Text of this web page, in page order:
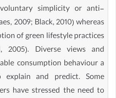
simplicity or anti-
2009; Black, 2010) whereas
of green lifestyle practices
Diverse views and
consumption behaviour a
explain and predict. Some
have stressed the need to